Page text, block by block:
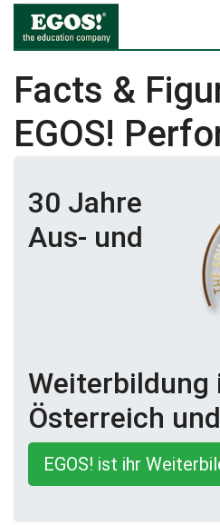
Facts &
EGOS!
30 Jahre
Aus- und
Weiterbildung
Österreich
EGOS! ist ihr